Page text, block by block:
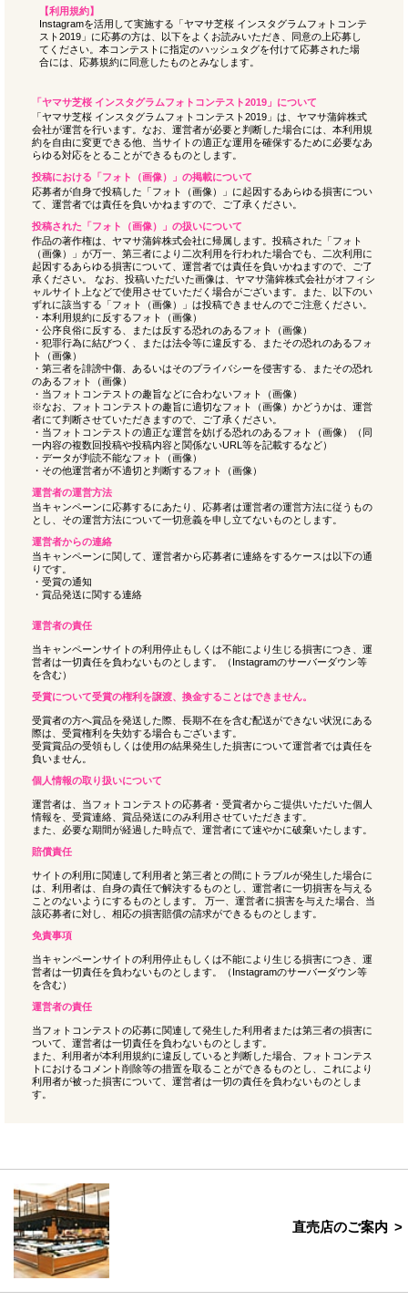
【利用規約】
Instagramを活用して実施する「ヤマサ芝桜 インスタグラムフォトコンテ
スト2019」に応募の方は、以下をよくお読みいただき、同意の上応募し
てください。本コンテストに指定のハッシュタグを付けて応募された場
合には、応募規約に同意したものとみなします。
「ヤマサ芝桜 インスタグラムフォトコンテスト2019」について
「ヤマサ芝桜 インスタグラムフォトコンテスト2019」は、ヤマサ蒲鉾株式
会社が運営を行います。なお、運営者が必要と判断した場合には、本利用規
約を自由に変更できる他、当サイトの適正な運用を確保するために必要なあ
らゆる対応をとることができるものとします。
投稿における「フォト（画像）」の掲載について
応募者が自身で投稿した「フォト（画像）」に起因するあらゆる損害につい
て、運営者では責任を負いかねますので、ご了承ください。
投稿された「フォト（画像）」の扱いについて
作品の著作権は、ヤマサ蒲鉾株式会社に帰属します。投稿された「フォト
（画像）」が万一、第三者により二次利用を行われた場合でも、二次利用に
起因するあらゆる損害について、運営者では責任を負いかねますので、ご了
承ください。 なお、投稿いただいた画像は、ヤマサ蒲鉾株式会社がオフィシ
ャルサイト上などで使用させていただく場合がございます。また、以下のい
ずれに該当する「フォト（画像）」は投稿できませんのでご注意ください。
・本利用規約に反するフォト（画像）
・公序良俗に反する、または反する恐れのあるフォト（画像）
・犯罪行為に結びつく、または法令等に違反する、またその恐れのあるフォ
ト（画像）
・第三者を誹謗中傷、あるいはそのプライバシーを侵害する、またその恐れ
のあるフォト（画像）
・当フォトコンテストの趣旨などに合わないフォト（画像）
※なお、フォトコンテストの趣旨に適切なフォト（画像）かどうかは、運営
者にて判断させていただきますので、ご了承ください。
・当フォトコンテストの適正な運営を妨げる恐れのあるフォト（画像）（同
一内容の複数回投稿や投稿内容と関係ないURL等を記載するなど）
・データが判読不能なフォト（画像）
・その他運営者が不適切と判断するフォト（画像）
運営者の運営方法
当キャンペーンに応募するにあたり、応募者は運営者の運営方法に従うもの
とし、その運営方法について一切意義を申し立てないものとします。
運営者からの連絡
当キャンペーンに関して、運営者から応募者に連絡をするケースは以下の通
りです。
・受賞の通知
・賞品発送に関する連絡
運営者の責任
当キャンペーンサイトの利用停止もしくは不能により生じる損害につき、運
営者は一切責任を負わないものとします。（Instagramのサーバーダウン等
を含む）
受賞について受賞の権利を譲渡、換金することはできません。
受賞者の方へ賞品を発送した際、長期不在を含む配送ができない状況にある
際は、受賞権利を失効する場合もございます。
受賞賞品の受領もしくは使用の結果発生した損害について運営者では責任を
負いません。
個人情報の取り扱いについて
運営者は、当フォトコンテストの応募者・受賞者からご提供いただいた個人
情報を、受賞連絡、賞品発送にのみ利用させていただきます。
また、必要な期間が経過した時点で、運営者にて速やかに破棄いたします。
賠償責任
サイトの利用に関連して利用者と第三者との間にトラブルが発生した場合に
は、利用者は、自身の責任で解決するものとし、運営者に一切損害を与える
ことのないようにするものとします。 万一、運営者に損害を与えた場合、当
該応募者に対し、相応の損害賠償の請求ができるものとします。
免責事項
当キャンペーンサイトの利用停止もしくは不能により生じる損害につき、運
営者は一切責任を負わないものとします。（Instagramのサーバーダウン等
を含む）
運営者の責任
当フォトコンテストの応募に関連して発生した利用者または第三者の損害に
ついて、運営者は一切責任を負わないものとします。
また、利用者が本利用規約に違反していると判断した場合、フォトコンテス
トにおけるコメント削除等の措置を取ることができるものとし、これにより
利用者が被った損害について、運営者は一切の責任を負わないものとしま
す。
直売店のご案内